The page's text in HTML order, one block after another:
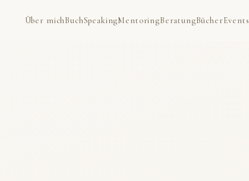
Über michBuchSpeakingMentoringBeratungBücherEvents